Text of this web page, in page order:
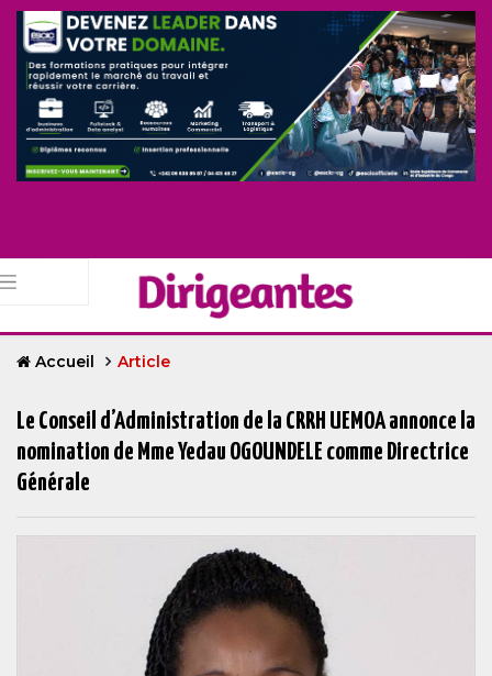
Accueil Article
Le Conseil d’Administration de la CRRH UEMOA annonce la
nomination de Mme Yedau OGOUNDELE comme Directrice
Générale